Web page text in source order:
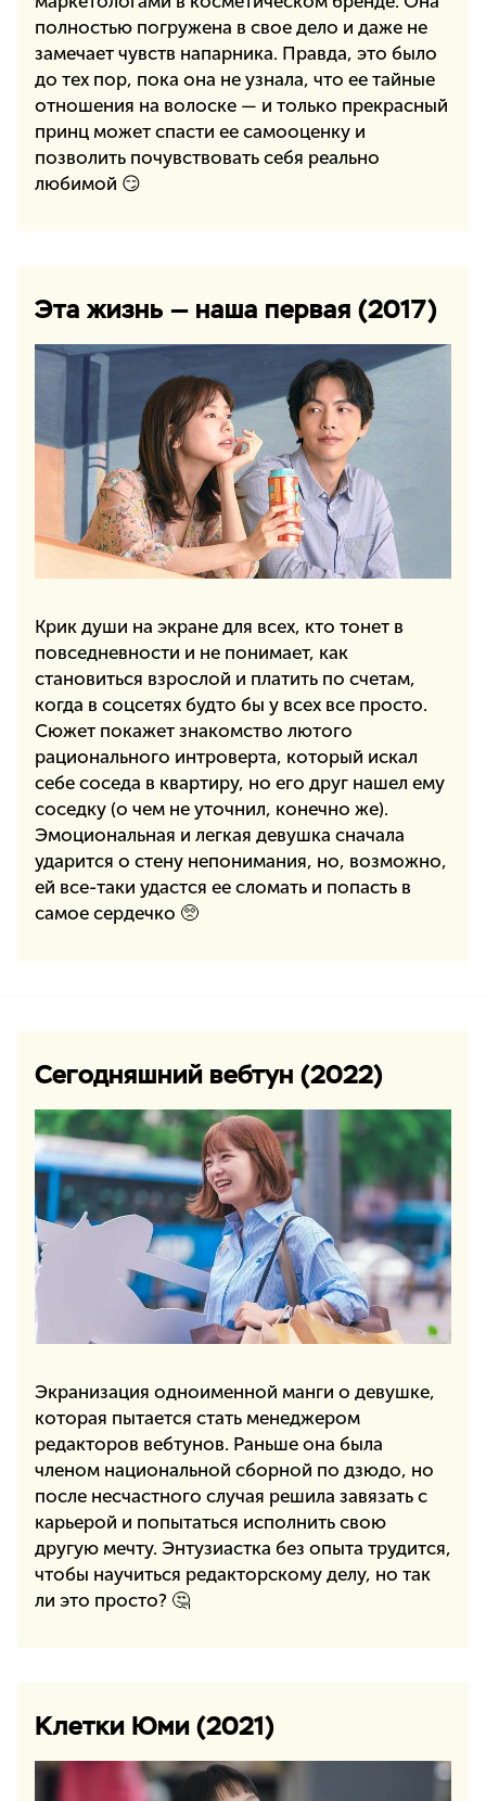
полностью погружена в свое дело и даже не
замечает чувств напарника. Правда, это было
до тех пор, пока она не узнала, что ее тайные
отношения на волоске — и только прекрасный
принц может спасти ее самооценку и
позволить почувствовать себя реально
любимой 😏
Эта жизнь — наша первая (2017)
Крик души на экране для всех, кто тонет в
повседневности и не понимает, как
становиться взрослой и платить по счетам,
когда в соцсетях будто бы у всех все просто.
Сюжет покажет знакомство лютого
рационального интроверта, который искал
себе соседа в квартиру, но его друг нашел ему
соседку (о чем не уточнил, конечно же).
Эмоциональная и легкая девушка сначала
ударится о стену непонимания, но, возможно,
ей все-таки удастся ее сломать и попасть в
самое сердечко 🥺
Сегодняшний вебтун (2022)
Экранизация одноименной манги о девушке,
которая пытается стать менеджером
редакторов вебтунов. Раньше она была
членом национальной сборной по дзюдо, но
после несчастного случая решила завязать с
карьерой и попытаться исполнить свою
другую мечту. Энтузиастка без опыта трудится,
чтобы научиться редакторскому делу, но так
ли это просто? 🤔
Клетки Юми (2021)